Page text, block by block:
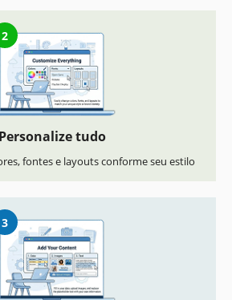
2
Personalize tudo
fontes e layouts conforme seu estilo
3